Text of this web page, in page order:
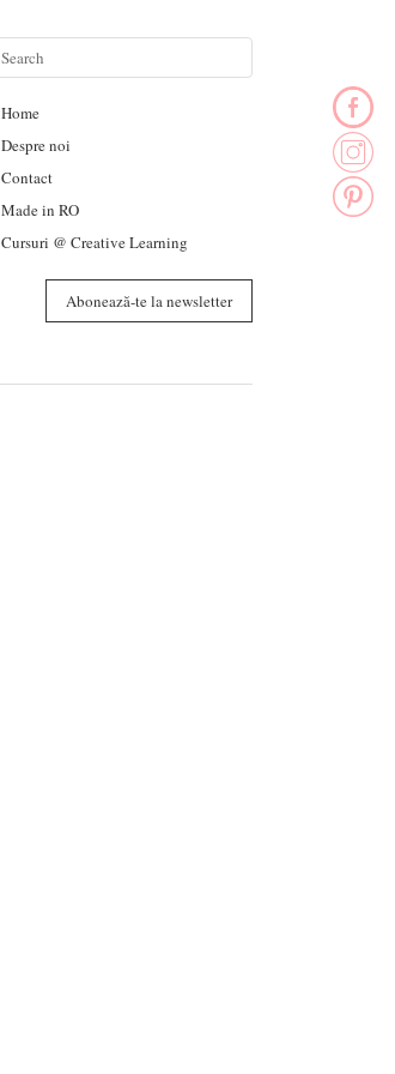
Home
Despre noi
Contact
Made in RO
Cursuri @ Creative Learning
Abonează-te la newsletter